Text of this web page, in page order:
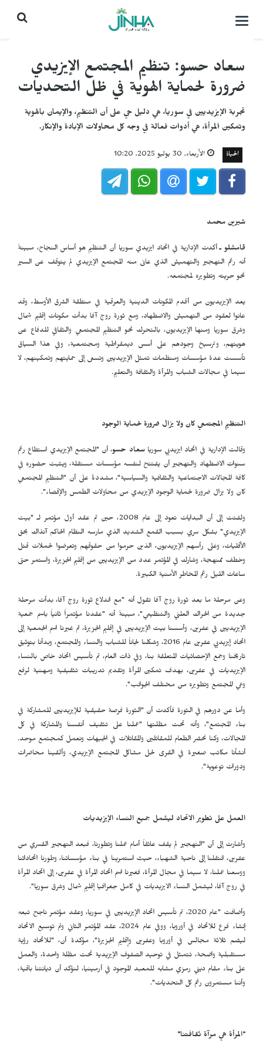
التحكم
سعاد حسو: تنظيم المجتمع الإيزيدي
ضرورة لحماية الهوية في ظل التحديات
تجربة الإيزيديين في سوريا، هي دليل حي على أن التنظيم، والإيمان بالهوية
وتمكين المرأة، هي أدوات فعالة في وجه كل محاولات الإبادة والإنكار.
الحياة الأربعاء, 30 يوليو 2025, 10:20
شيرين محمد
قامشلو ـأكدت الإدارية في اتحاد ايزيدي سوريا أن التنظيم هو أساس النجاح، مبينةً
أنه رغم التهجير والتهميش الذي عانى منه المجتمع الإيزيدي لم يتوقف عن السير
نحو حريته وتطويره لمجتمعه.
يعد الإيزيديون من أقدم المكونات الدينية والعرقية في منطقة الشرق الأوسط، وقد
عانوا لعقود من التهميش والاضطهاد، ومع ثورة روج آفا بدأت مكونات إقليم شمال
وشرق سوريا ومنها الإيزيديون، بالتحرك نحو التنظيم المجتمعي والثقافي للدفاع عن
هويتهم، وترسيخ وجودهم على أسس ديمقراطية ومجتمعية، وفي هذا السياق
تأسست عدة مؤسسات ومنظمات تمثل الإيزيديين وتسعى إلى حمايتهم وتمكينهم، لا
سيما في مجالات الشباب والمرأة والثقافة والتعليم.
التنظيم المجتمعي كان ولا يزال ضرورة لحماية الوجود
وقالت الإدارية في اتحاد ايزيديي سوريا سعاد حسو، أن "المجتمع الإيزيدي استطاع رغم
سنوات الاضطهاد والتهجير أن يفتتح لنفسه مؤسسات مستقلة، ويثبت حضوره في
كافة المجالات الاجتماعية والثقافية والسياسية"، مشددةً على أن "التنظيم المجتمعي
كان ولا يزال ضرورة لحماية الوجود الإيزيدي من محاولات الطمس والإقصاء".
ولفتت إلى أن البدايات تعود إلى عام 2008، حين تم عقد أول مؤتمر لـ "بيت
الإيزيدي" بشكل سري بسبب القمع الشديد الذي مارسه النظام الحاكم آنذاك بحق
الأقليات، وعلى رأسهم الإيزيديون، الذين حرموا من حقوقهم وتعرضوا لحملات قتل
وخطف ممنهجة، وشارك في المؤتمر عدد من الإيزيديين من إقليم الجزيرة، واستمر حتى
ساعات الليل رغم المخاطر الأمنية الكبيرة.
وعن مرحلة ما بعد ثورة روج آفا تقول أنه "مع اندلاع ثورة روج آفا، بدأت مرحلة
جديدة من الحراك العلني والتنظيمي"، مبينةً أنه "عقدنا مؤتمراً ثانياً باسم جمعية
الإيزيديين في عفرين، وأسسنا بيت الإيزيديين في إقليم الجزيرة، ثم غيرنا اسم الجمعية إلى
اتحاد إيزيديي عفرين عام 2016، وشكلنا لجاناً للشباب والنساء والمجتمع، وبدأنا بتوثيق
تاريخنا وجمع الإحصائيات المتعلقة بنا، وفي ذات العام، تم تأسيس اتحاد خاص بالنساء
الإيزيديات في عفرين، بهدف تمكين المرأة وتقديم تدريبات تثقيفية ومهنية لرفع
وعي المجتمع وتطويره من مختلف الجوانب".
وأما عن دورهم في الثورة فأكدت أن "الثورة فرصة حقيقية للإيزيديين للمشاركة في
بناء المجتمع"، وأنه تحت مظلتها "عملنا على تثقيف أنفسنا والمشاركة في كل
المجالات، وكنا نحضر الطعام للمقاتلين والمقاتلات في الجبهات ونعمل كمجتمع موحد.
أنشأنا مكاتب صغيرة في القرى لحل مشاكل المجتمع الإيزيدي، وألقينا محاضرات
ودورات توعوية".
العمل على تطوير الاتحاد ليشمل جميع النساء الإيزيديات
وأشارت إلى أن "التهجير لم يقف عائقاً أمام عملنا وتطورنا، فبعد التهجير القسري من
عفرين، انتقلنا إلى ناحية الشهباء، حيث استمرينا في بناء مؤسساتنا، وطورنا اتحاداتنا
ووسعنا عملنا، لا سيما في مجال المرأة، فغيرنا اسم اتحاد المرأة في عفرين، إلى اتحاد المرأة
في روج آفا، ليشمل النساء الايزيديات في كامل جغرافيا إقليم شمال وشرق سوريا".
وأضافت "عام 2020، تم تأسيس اتحاد الإيزيديين في سوريا، وعقد مؤتمر ناجح تبعه
إنشاء فرع للاتحاد في أوروبا، ووفي عام 2024، عقد المؤتمر الثاني وتم توسيع الاتحاد
ليضم ثلاثة مجالس في أوروبا وعفرين وإقليم الجزيرة"، مؤكدة أن، "للاتحاد رؤية
مستقبلية واضحة، تتمثل في توحيد الصفوف الإيزيدية تحت مظلة واحدة، والعمل
على بناء مقام ديني رمزي مشابه للمعبد الموجود في أرمينيا، لنؤكد أن ديانتنا باقية،
وأننا مستمرون رغم كل التحديات".
"المرأة هي مرآة ثقافتنا"